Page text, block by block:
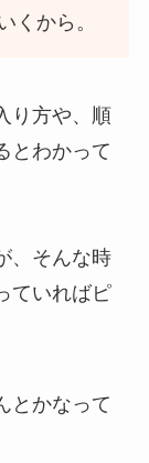
くから。
り方や、順
とわかって
、そんな時
ていればピ
とかなって